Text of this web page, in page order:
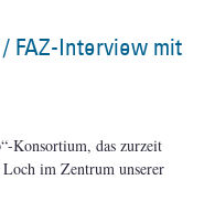
FAZ-Interview mit
Konsortium, das zurzeit
Loch im Zentrum unserer